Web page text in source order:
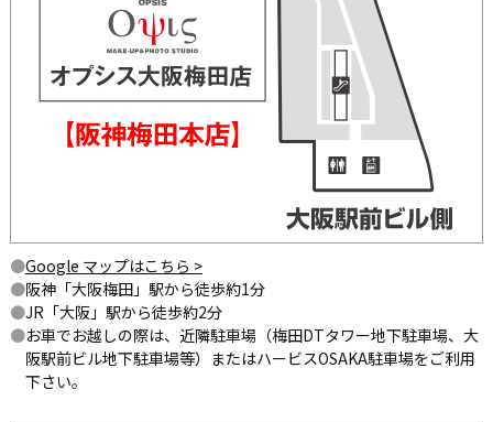
Google マップはこちら >
阪神「大阪梅田」駅から徒歩約1分
JR「大阪」駅から徒歩約2分
お車でお越しの際は、近隣駐車場（梅田DTタワー地下駐車場、大
阪駅前ビル地下駐車場等）またはハービスOSAKA駐車場をご利用
下さい。